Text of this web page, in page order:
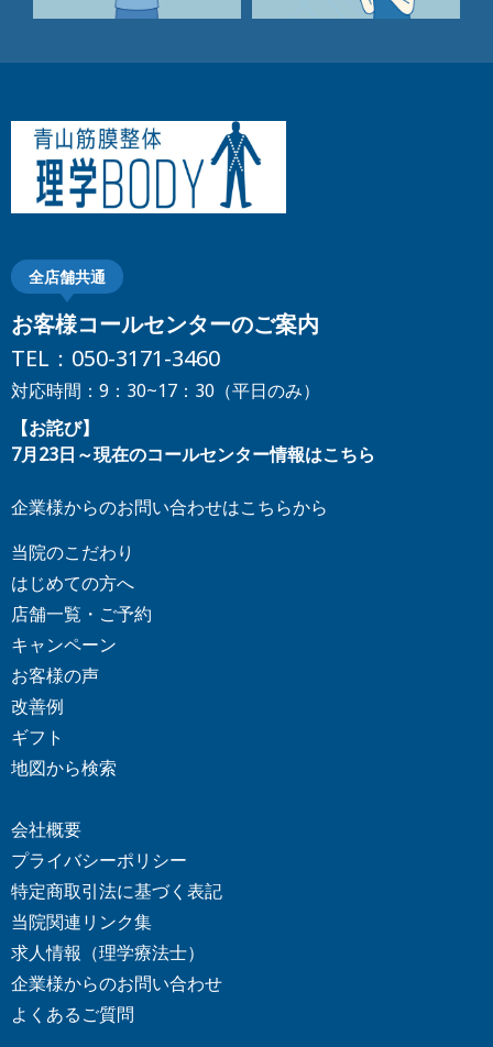
全店舗共通
お客様コールセンターのご案内
TEL： 050-3171-3460
対応時間：9：30~17：30（平日のみ）
【お詫び】
7月23日～現在のコールセンター情報はこちら
企業様からのお問い合わせはこちらから
当院のこだわり
はじめての方へ
店舗一覧・ご予約
キャンペーン
お客様の声
改善例
ギフト
地図から検索
会社概要
プライバシーポリシー
特定商取引法に基づく表記
当院関連リンク集
求人情報（理学療法士）
企業様からのお問い合わせ
よくあるご質問